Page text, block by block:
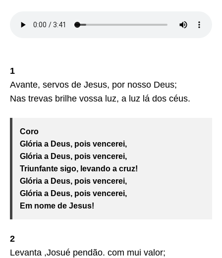
1
Avante, servos de Jesus, por nosso Deus;
Nas trevas brilhe vossa luz, a luz lá dos céus.
Coro
Glória a Deus, pois vencerei,
Glória a Deus, pois vencerei,
Triunfante sigo, levando a cruz!
Glória a Deus, pois vencerei,
Glória a Deus, pois vencerei,
Em nome de Jesus!
2
Levanta ,Josué pendão. com mui valor;